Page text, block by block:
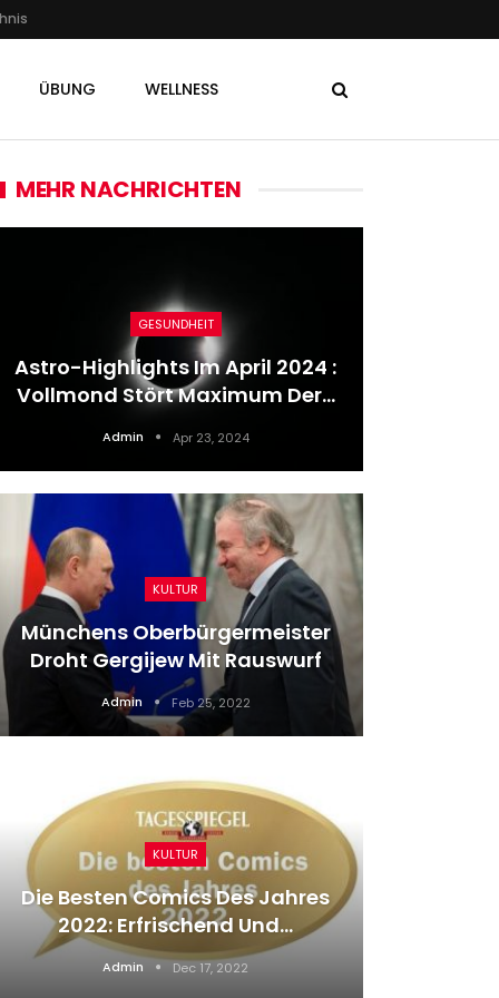
ÜBUNG WELLNESS
MEHR NACHRICHTEN
GESUNDHEIT
Astro-Highlights Im April 2024 :
Vollmond Stört Maximum Der…
Admin Apr 23, 2024
KULTUR
Münchens Oberbürgermeister
Droht Gergijew Mit Rauswurf
Admin Feb 25, 2022
KULTUR
Die Besten Comics Des Jahres
2022: Erfrischend Und…
Admin Dec 17, 2022